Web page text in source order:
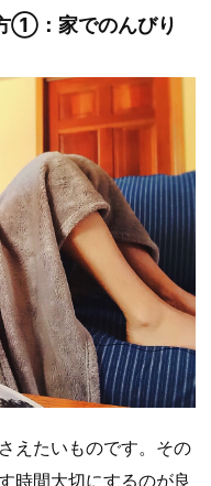
①：家でのんびり
えたいものです。その
時間大切にするのが良